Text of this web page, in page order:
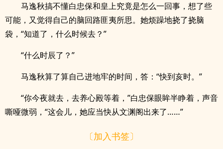
马逸秋搞不懂白忠保和皇上究竟是怎么一回事，想了些
可能，又觉得自己的脑回路匪夷所思。她烦躁地挠了挠脑
袋，“知道了，什么时候去？”
“什么时辰了？”
马逸秋算了算自己进地牢的时间，答：“快到亥时。”
“你今夜就去，去养心殿等着，”白忠保眼眸半睁着，声音
嘶哑微弱，“这会儿，她应当快从文渊阁出来了……”
〔加入书签〕